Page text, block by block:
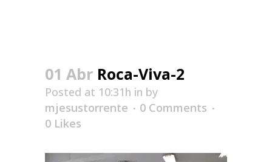
01 Abr Roca-Viva-2
Posted at 10:31h in by
mjesustorrente
0 Comments
0 Likes